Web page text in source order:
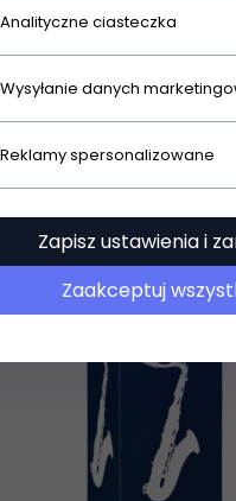
Traditional 1 stroik
22,00 PLN
3.96 PLN
Analityczne ciasteczka
Wysyłanie danych
Reklamy spersonalizowane
Zapisz ustawienia i
Zaakceptuj